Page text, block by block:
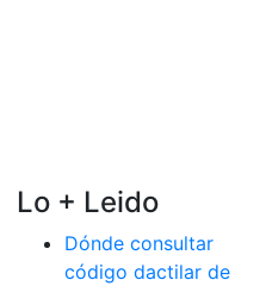
Lo + Leido
Dónde consultar
código dactilar de